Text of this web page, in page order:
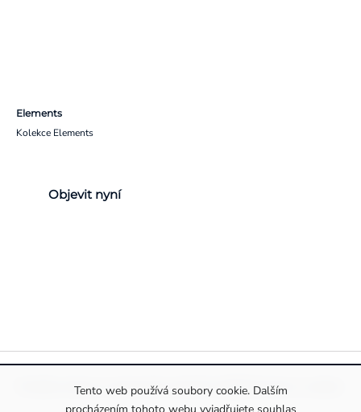
Tento web používá soubory cookie. Dalším
Elements
Kolekce Elements
Objevit nyní
Pravidla ochrany a zpracování osobních údajůInformace o cookies